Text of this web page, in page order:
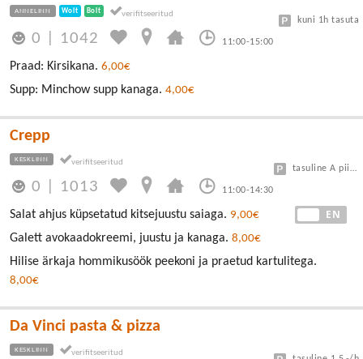
ANNELINN Wolt Bolt
0 1042 11:00-15:00
kuni 1h tasuta
Praad: Kirsikana. 6,00€
Supp: Minchow supp kanaga. 4,00€
Crepp
KESKLINN
0 1013 11:00-14:30
tasuline A piirkond
EN
Salat ahjus küpsetatud kitsejuustu saiaga. 9,00€
Galett avokaadokreemi, juustu ja kanaga. 8,00€
Hilise ärkaja hommikusöök peekoni ja praetud kartulitega.
8,00€
Da Vinci pasta & pizza
KESKLINN